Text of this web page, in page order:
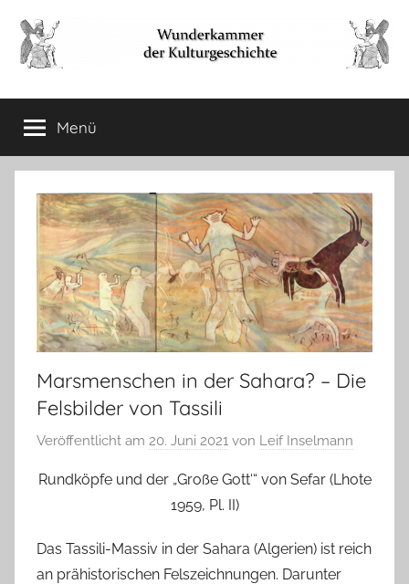
Inhalt
springen
Wunderkammer
der
Kulturgeschichte
Geschichte
&
Archäologie
Menü
Marsmenschen in der Sahara? – Die
Felsbilder von Tassili
Veröffentlicht am 20. Juni 2021 von Leif Inselmann
Rundköpfe und der „Große Gott‘“ von Sefar (Lhote
1959, Pl. II)
Das Tassili-Massiv in der Sahara (Algerien) ist reich
an prähistorischen Felszeichnungen. Darunter